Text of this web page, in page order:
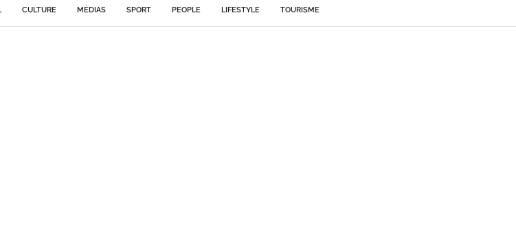
CULTURE MÉDIAS SPORT PEOPLE LIFESTYLE TOURISME